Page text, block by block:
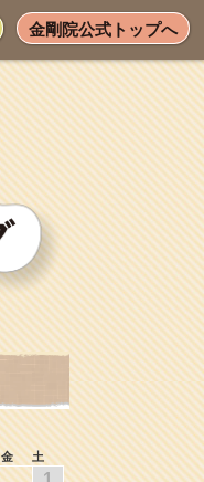
金剛院公式トップへ
金 土